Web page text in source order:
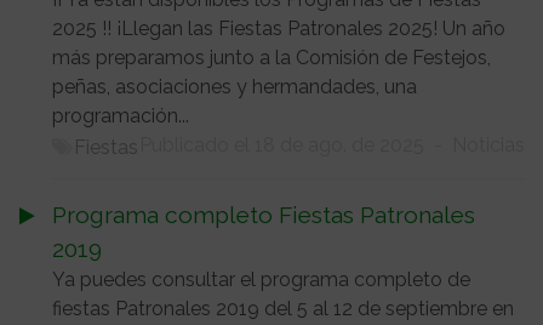
2025 !! ¡Llegan las Fiestas Patronales 2025! Un año
más preparamos junto a la Comisión de Festejos,
peñas, asociaciones y hermandades, una
programación...
Fiestas
Programa completo Fiestas Patronales
2019
Ya puedes consultar el programa completo de
fiestas Patronales 2019 del 5 al 12 de septiembre en